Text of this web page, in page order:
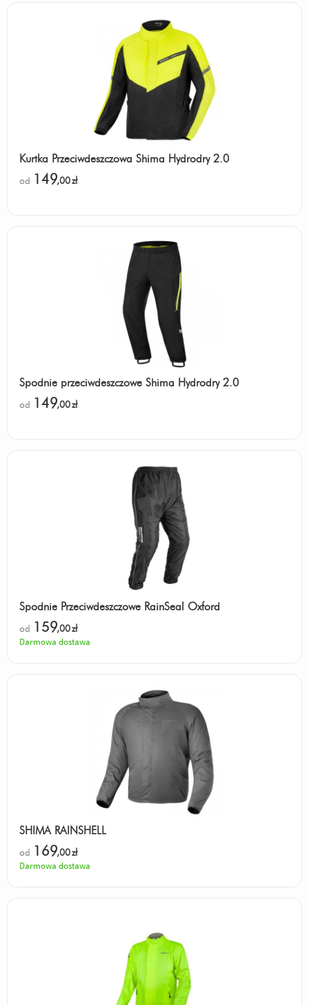
Kurtka Przeciwdeszczowa Shima Hydrodry 2.0
od 149,00zł
Spodnie przeciwdeszczowe Shima Hydrodry 2.0
od 149,00zł
Spodnie Przeciwdeszczowe RainSeal Oxford
od 159,00zł
Darmowa dostawa
SHIMA RAINSHELL
od 169,00zł
Darmowa dostawa